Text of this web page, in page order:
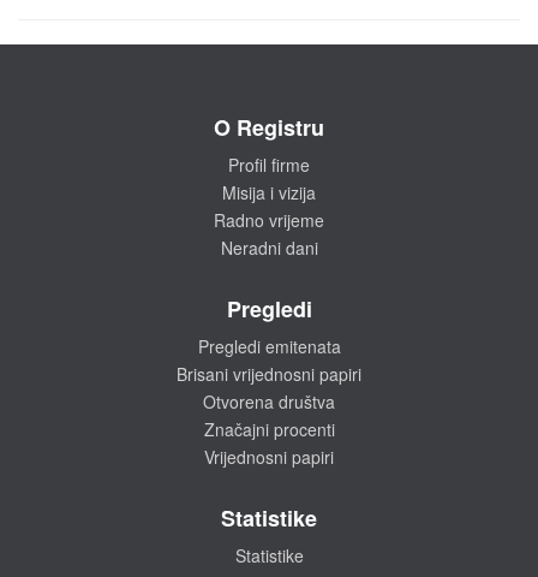
O Registru
Profil firme
Misija i vizija
Radno vrijeme
Neradni dani
Pregledi
Pregledi emitenata
Brisani vrijednosni papiri
Otvorena društva
Značajni procenti
Vrijednosni papiri
Statistike
Statistike